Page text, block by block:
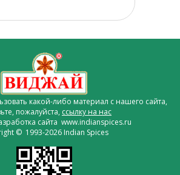
какой-либо материал с нашего сайта,
пожалуйста, ссылку на нас
сайта www.indianspices.ru
© 1993-2026 Indian Spices